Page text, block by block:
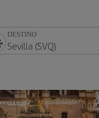
DESTINO